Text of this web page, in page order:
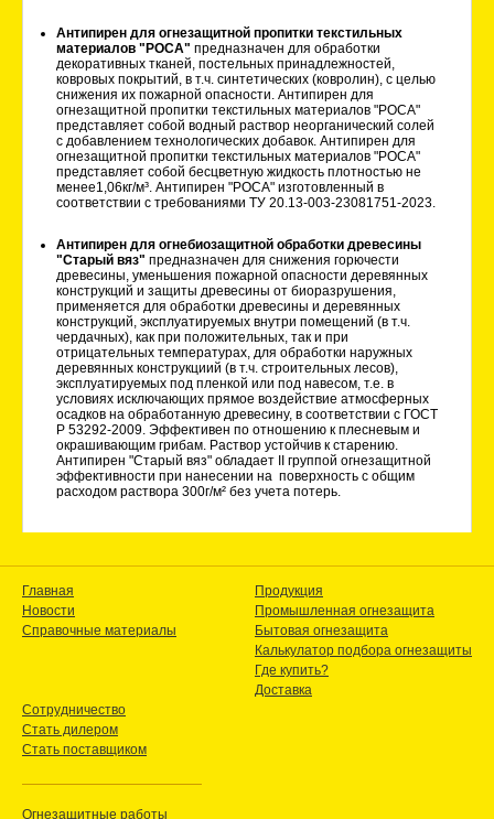
Антипирен для огнезащитной пропитки текстильных
материалов "РОСА" предназначен для обработки
декоративных тканей, постельных принадлежностей,
ковровых покрытий, в т.ч. синтетических (ковролин), с целью
снижения их пожарной опасности. Антипирен для
огнезащитной пропитки текстильных материалов "РОСА"
представляет собой водный раствор неорганический солей
с добавлением технологических добавок. Антипирен для
огнезащитной пропитки текстильных материалов "РОСА"
представляет собой бесцветную жидкость плотностью не
менее1,06кг/м³. Антипирен "РОСА" изготовленный в
соответствии с требованиями ТУ 20.13-003-23081751-2023.
Антипирен для огнебиозащитной обработки древесины
"Старый вяз" предназначен для снижения горючести
древесины, уменьшения пожарной опасности деревянных
конструкций и защиты древесины от биоразрушения,
применяется для обработки древесины и деревянных
конструкций, эксплуатируемых внутри помещений (в т.ч.
чердачных), как при положительных, так и при
отрицательных температурах, для обработки наружных
деревянных конструкциий (в т.ч. строительных лесов),
эксплуатируемых под пленкой или под навесом, т.е. в
условиях исключающих прямое воздействие атмосферных
осадков на обработанную древесину, в соответствии с ГОСТ
Р 53292-2009. Эффективен по отношению к плесневым и
окрашивающим грибам. Раствор устойчив к старению.
Антипирен "Старый вяз" обладает II группой огнезащитной
эффективности при нанесении на поверхность с общим
расходом раствора 300г/м² без учета потерь.
Главная
Новости
Справочные материалы
Продукция
Промышленная огнезащита
Бытовая огнезащита
Калькулатор подбора огнезащиты
Где купить?
Доставка
Сотрудничество
Стать дилером
Стать поставщиком
Огнезащитные работы